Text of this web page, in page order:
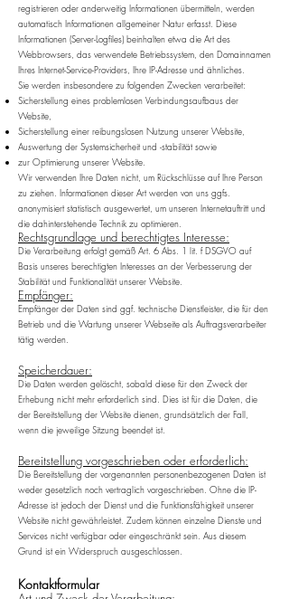
registrieren oder anderweitig Informationen übermitteln, werden
automatisch Informationen allgemeiner Natur erfasst. Diese
Informationen (Server-Logfiles) beinhalten etwa die Art des
Webbrowsers, das verwendete Betriebssystem, den Domainnamen
Ihres Internet-Service-Providers, Ihre IP-Adresse und ähnliches.
Sie werden insbesondere zu folgenden Zwecken verarbeitet:
Sicherstellung eines problemlosen Verbindungsaufbaus der
Website,
Sicherstellung einer reibungslosen Nutzung unserer Website,
Auswertung der Systemsicherheit und -stabilität sowie
zur Optimierung unserer Website.
Wir verwenden Ihre Daten nicht, um Rückschlüsse auf Ihre Person
zu ziehen. Informationen dieser Art werden von uns ggfs.
anonymisiert statistisch ausgewertet, um unseren Internetauftritt und
die dahinterstehende Technik zu optimieren.
Rechtsgrundlage und berechtigtes Interesse:
Die Verarbeitung erfolgt gemäß Art. 6 Abs. 1 lit. f DSGVO auf
Basis unseres berechtigten Interesses an der Verbesserung der
Stabilität und Funktionalität unserer Website.
Empfänger:
Empfänger der Daten sind ggf. technische Dienstleister, die für den
Betrieb und die Wartung unserer Webseite als Auftragsverarbeiter
tätig werden.
Speicherdauer:
Die Daten werden gelöscht, sobald diese für den Zweck der
Erhebung nicht mehr erforderlich sind. Dies ist für die Daten, die
der Bereitstellung der Website dienen, grundsätzlich der Fall,
wenn die jeweilige Sitzung beendet ist.
Bereitstellung vorgeschrieben oder erforderlich:
Die Bereitstellung der vorgenannten personenbezogenen Daten ist
weder gesetzlich noch vertraglich vorgeschrieben. Ohne die IP-
Adresse ist jedoch der Dienst und die Funktionsfähigkeit unserer
Website nicht gewährleistet. Zudem können einzelne Dienste und
Services nicht verfügbar oder eingeschränkt sein. Aus diesem
Grund ist ein Widerspruch ausgeschlossen.
Kontaktformular